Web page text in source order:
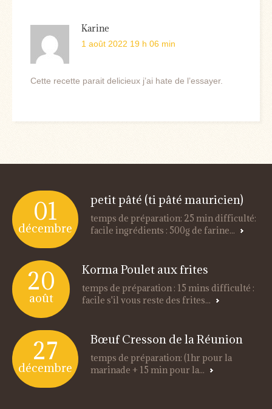
Karine
1 août 2022 19 h 06 min
Cette recette parait delicieux j’ai hate de l’essayer.
01
décembre
petit pâté (ti pâté mauricien)
temps de préparation: 25 min difficulté:
facile ingrédients : 500g de farine...
20
août
Korma Poulet aux frites
temps de préparation : 15 mins difficulté :
facile s'il vous reste des frites...
27
décembre
Bœuf Cresson de la Réunion
temps de préparation: (1hr pour la
marinade + 15 min pour la...